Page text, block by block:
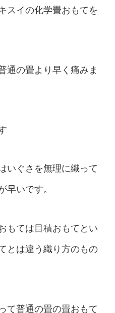
スイの化学畳おもてを
通の畳より早く痛みま
いぐさを無理に織って
早いです。
もては目積おもてとい
とは違う織り方のもの
て普通の畳の畳おもて